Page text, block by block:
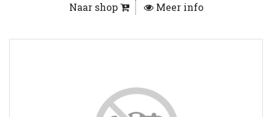
Naar shop Meer info